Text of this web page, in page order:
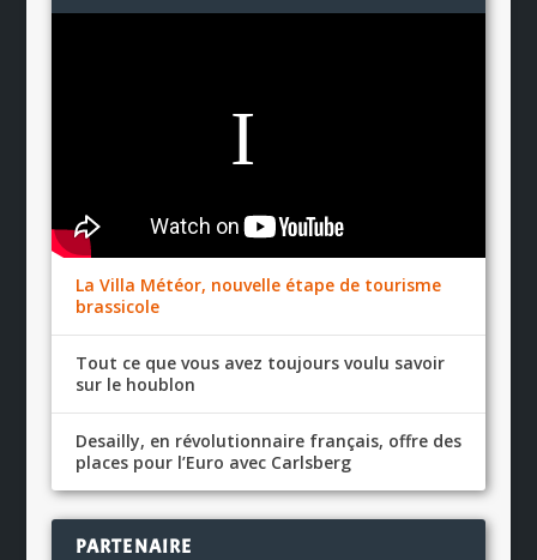
La Villa Météor, nouvelle étape de tourisme
brassicole
Tout ce que vous avez toujours voulu savoir
sur le houblon
Desailly, en révolutionnaire français, offre des
places pour l’Euro avec Carlsberg
PARTENAIRE